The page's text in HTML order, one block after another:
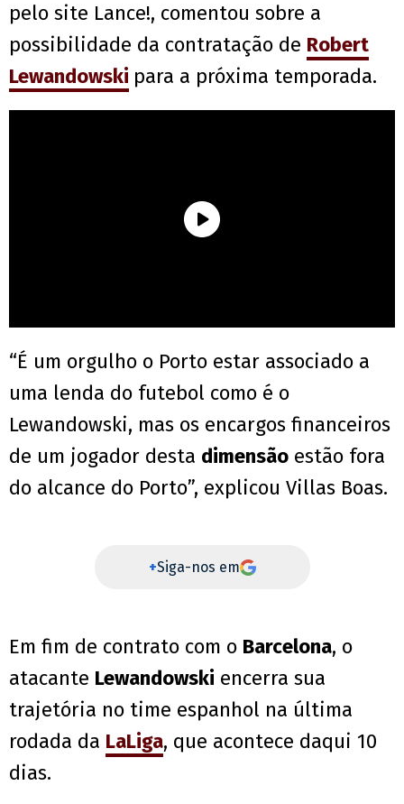
pelo site Lance!, comentou sobre a
possibilidade da contratação de Robert
Lewandowski para a próxima temporada.
“É um orgulho o Porto estar associado a
uma lenda do futebol como é o
Lewandowski, mas os encargos financeiros
de um jogador desta dimensão estão fora
do alcance do Porto”, explicou Villas Boas.
+Siga-nos em
Em fim de contrato com o Barcelona, o
atacante Lewandowski encerra sua
trajetória no time espanhol na última
rodada da LaLiga, que acontece daqui 10
dias.